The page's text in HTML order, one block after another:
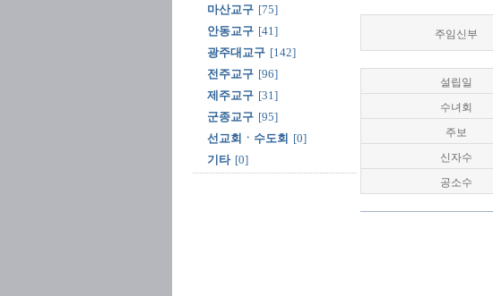
마산교구 [75]
안동교구 [41]
광주대교구 [142]
전주교구 [96]
제주교구 [31]
군종교구 [95]
선교회ㆍ수도회 [0]
기타 [0]
주임신부
설립일
수녀회
주보
신자수
공소수